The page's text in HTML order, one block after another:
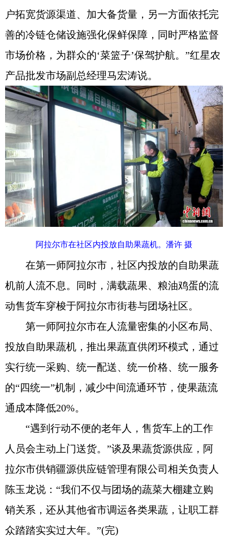
户拓宽货源渠道、加大备货量，另一方面依托完
善的冷链仓储设施强化保鲜保障，同时严格监督
市场价格，为群众的‘菜篮子’保驾护航。”红星农
产品批发市场副总经理马宏涛说。
阿拉尔市在社区内投放自助果蔬机。潘许 摄
在第一师阿拉尔市，社区内投放的自助果蔬
机前人流不息。同时，满载蔬果、粮油鸡蛋的流
动售货车穿梭于阿拉尔市街巷与团场社区。
第一师阿拉尔市在人流量密集的小区布局、
投放自助果蔬机，推出果蔬直供闭环模式，通过
实行统一采购、统一配送、统一价格、统一服务
的“四统一”机制，减少中间流通环节，使果蔬流
通成本降低20%。
“遇到行动不便的老年人，售货车上的工作
人员会主动上门送货。”谈及果蔬货源供应，阿
拉尔市供销疆源供应链管理有限公司相关负责人
陈玉龙说：“我们不仅与团场的蔬菜大棚建立购
销关系，还从其他省市调运各类果蔬，让职工群
众踏踏实实过大年。”(完)